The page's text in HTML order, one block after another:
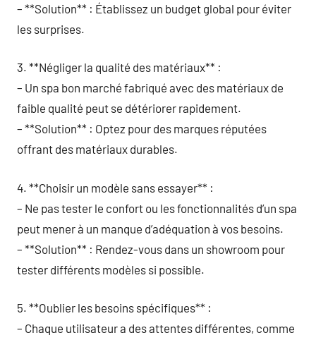
– **Solution** : Établissez un budget global pour éviter
les surprises.
3. **Négliger la qualité des matériaux** :
– Un spa bon marché fabriqué avec des matériaux de
faible qualité peut se détériorer rapidement.
– **Solution** : Optez pour des marques réputées
offrant des matériaux durables.
4. **Choisir un modèle sans essayer** :
– Ne pas tester le confort ou les fonctionnalités d’un spa
peut mener à un manque d’adéquation à vos besoins.
– **Solution** : Rendez-vous dans un showroom pour
tester différents modèles si possible.
5. **Oublier les besoins spécifiques** :
– Chaque utilisateur a des attentes différentes, comme